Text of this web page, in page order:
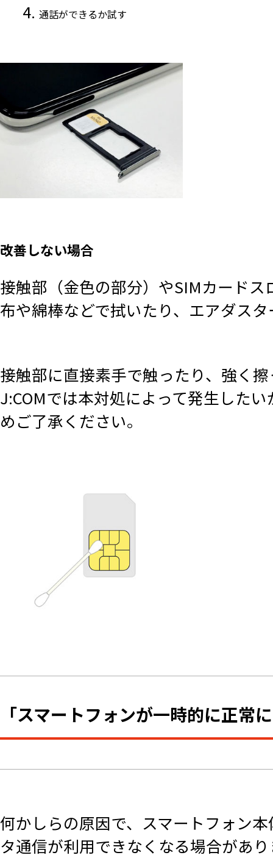
通話ができるか試す
改善しない場合
接触部（金色の部分）やSIMカード
布や綿棒などで拭いたり、エアダス
接触部に直接素手で触ったり、強く
J:COMでは本対処によって発生した
めご了承ください。
「スマートフォンが一時的に正常
何かしらの原因で、スマートフォン
タ通信が利用できなくなる場合があ